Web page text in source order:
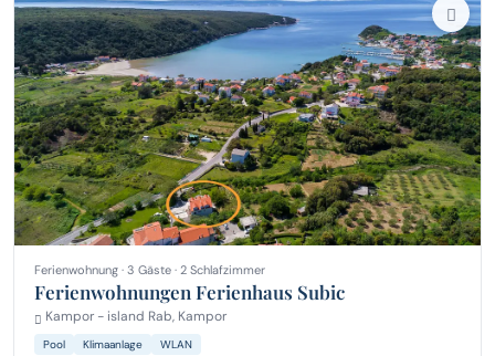
Ferienwohnung · 3 Gäste · 2 Schlafzimmer
Ferienwohnungen Ferienhaus Subic
Kampor - island Rab, Kampor
Pool Klimaanlage WLAN